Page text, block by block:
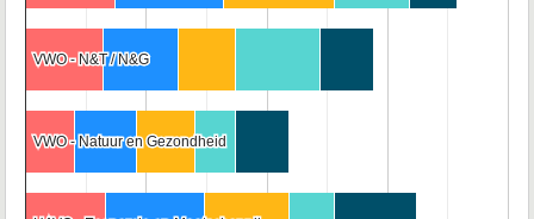
VWO - N&T / N&G
VWO - N&T / N&G
VWO - Natuur en Gezondheid
VWO - Natuur en Gezondheid